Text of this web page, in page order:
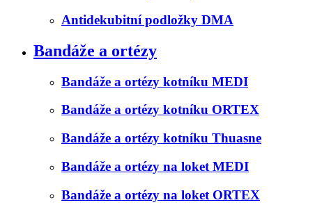
Antidekubitní podložky DMA
Bandáže a ortézy
Bandáže a ortézy kotníku MEDI
Bandáže a ortézy kotníku ORTEX
Bandáže a ortézy kotníku Thuasne
Bandáže a ortézy na loket MEDI
Bandáže a ortézy na loket ORTEX